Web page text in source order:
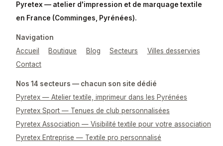
Pyretex — atelier d'impression et de marquage textile
en France (Comminges, Pyrénées).
Navigation
Accueil
Boutique Blog Secteurs
Villes desservies
Contact
Nos 14 secteurs — chacun son site dédié
Pyretex — Atelier textile, imprimeur dans les Pyrénées
Pyretex Sport — Tenues de club personnalisées
Pyretex Association — Visibilité textile pour votre association
Pyretex Entreprise — Textile pro personnalisé